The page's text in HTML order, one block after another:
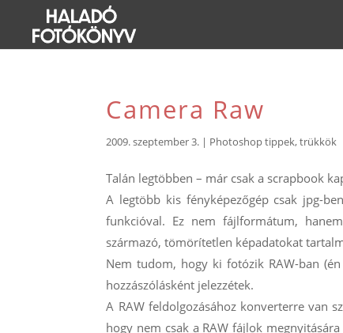
Camera Raw
2009. szeptember 3. | Photoshop tippek, trükkök
Talán legtöbben – már csak a scrapbook
A legtöbb kis fényképezőgép csak jpg-
funkcióval. Ez nem fájlformátum,
származó, tömörítetlen képadatokat
Nem tudom, hogy ki fotózik RAW-ban
hozzászólásként jelezzétek.
A RAW feldolgozásához konverterre van
hogy nem csak a RAW fájlok